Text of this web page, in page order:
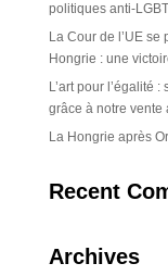
politiques anti-
La Cour de l’UE
Hongrie : une
L’art pour l’égalité
grâce à notre vente
La Hongrie après
Recent
Archives